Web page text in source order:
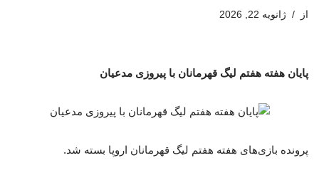
از ژانویه 22, 2026
پایان هفته هفتم لیگ قهرمانان با پیروزی مدعیان
پرونده بازی‌های هفته هفتم لیگ قهرمانان اروپا بسته شد.